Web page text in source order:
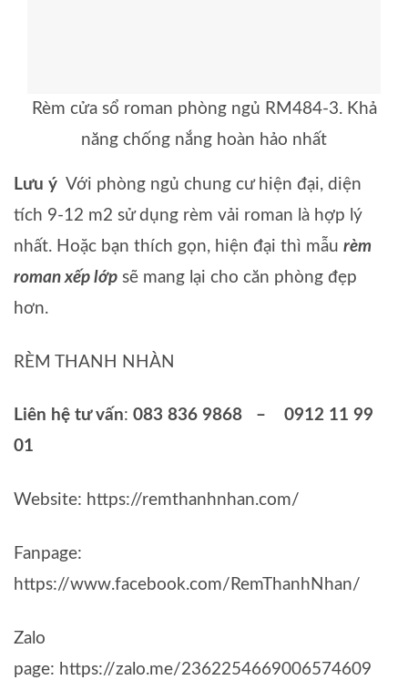
Rèm cửa sổ roman phòng ngủ RM484-3. Khả
năng chống nắng hoàn hảo nhất
Lưu ý Với phòng ngủ chung cư hiện đại, diện
tích 9-12 m2 sử dụng rèm vải roman là hợp lý
nhất. Hoặc bạn thích gọn, hiện đại thì mẫu rèm
roman xếp lớp sẽ mang lại cho căn phòng đẹp
hơn.
RÈM THANH NHÀN
Liên hệ tư vấn: 083 836 9868 – 0912 11 99
01
Website: https://remthanhnhan.com/
Fanpage:
https://www.facebook.com/RemThanhNhan/
Zalo
page: https://zalo.me/2362254669006574609